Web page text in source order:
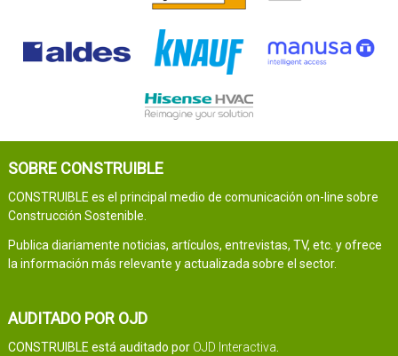
SOBRE CONSTRUIBLE
CONSTRUIBLE es el principal medio de comunicación on-line sobre
Construcción Sostenible.
Publica diariamente noticias, artículos, entrevistas, TV, etc. y ofrece
la información más relevante y actualizada sobre el sector.
AUDITADO POR OJD
CONSTRUIBLE está auditado por OJD Interactiva.